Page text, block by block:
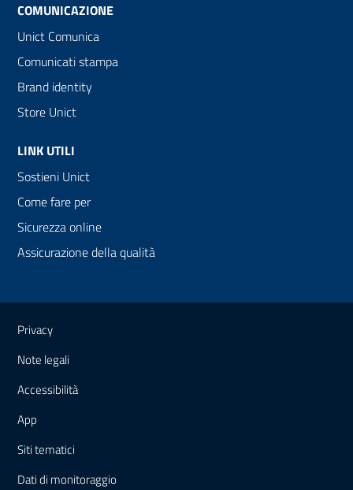
COMUNICAZIONE
Unict Comunica
Comunicati stampa
Brand identity
Store Unict
LINK UTILI
Sostieni Unict
Come fare per
Sicurezza online
Assicurazione della qualità
Link e informazioni utili
Privacy
Note legali
Accessibilità
App
Siti tematici
Dati di monitoraggio